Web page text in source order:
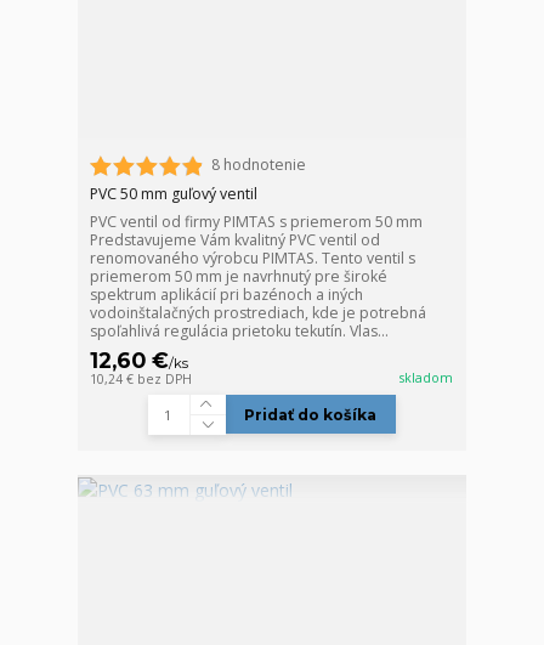
8 hodnotenie
PVC 50 mm guľový ventil
PVC ventil od firmy PIMTAS s priemerom 50 mm
Predstavujeme Vám kvalitný PVC ventil od
renomovaného výrobcu PIMTAS. Tento ventil s
priemerom 50 mm je navrhnutý pre široké
spektrum aplikácií pri bazénoch a iných
vodoinštalačných prostrediach, kde je potrebná
spoľahlivá regulácia prietoku tekutín. Vlas...
12,60 €/ks
10,24 € bez DPH skladom
Pridať do košíka